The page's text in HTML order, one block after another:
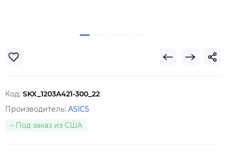
Код: SKX_1203A421-300_22
Производитель: ASICS
Под заказ из США